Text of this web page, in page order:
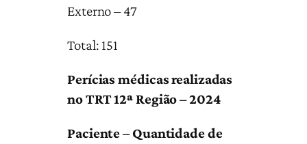
Externo – 47
Total: 151
Perícias médicas realizadas
no TRT 12ª Região – 2024
Paciente – Quantidade de